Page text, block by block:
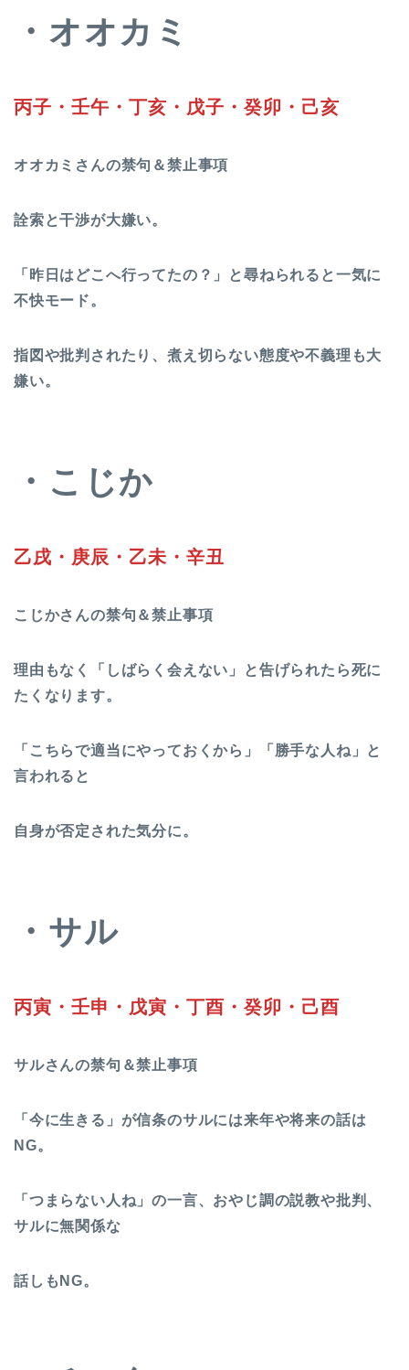
・オオカミ
丙子・壬午・丁亥・戊子・癸卯・己亥
オオカミさんの禁句＆禁止事項
詮索と干渉が大嫌い。
「昨日はどこへ行ってたの？」と尋ねられると一気に
不快モード。
指図や批判されたり、煮え切らない態度や不義理も大
嫌い。
・こじか
乙戌・庚辰・乙未・辛丑
こじかさんの禁句＆禁止事項
理由もなく「しばらく会えない」と告げられたら死に
たくなります。
「こちらで適当にやっておくから」「勝手な人ね」と
言われると
自身が否定された気分に。
・サル
丙寅・壬申・戊寅・丁酉・癸卯・己酉
サルさんの禁句＆禁止事項
「今に生きる」が信条のサルには来年や将来の話は
NG。
「つまらない人ね」の一言、おやじ調の説教や批判、
サルに無関係な
話しもNG。